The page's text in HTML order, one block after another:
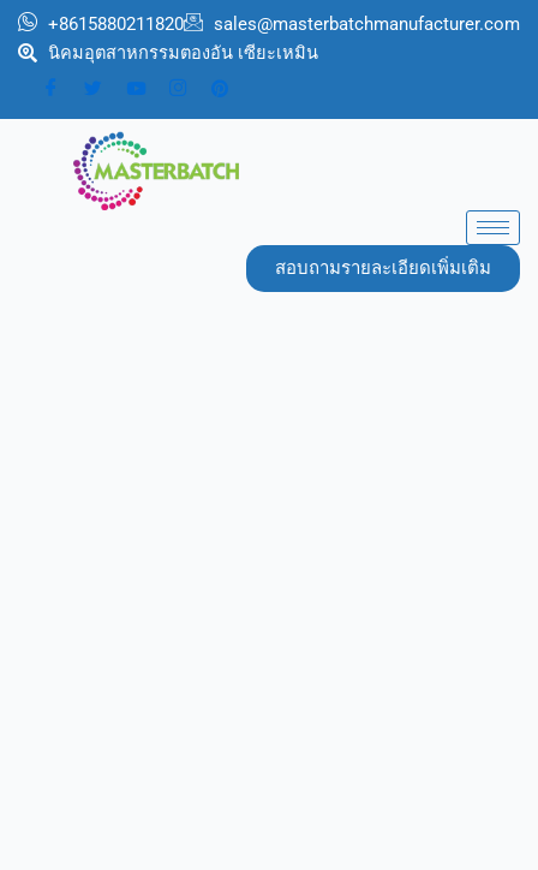
+8615880211820
sales@masterbatchmanufacturer.com
นิคมอุตสาหกรรมตองอัน เซียะเหมิน
สอบถามรายละเอียดเพิ่มเติม